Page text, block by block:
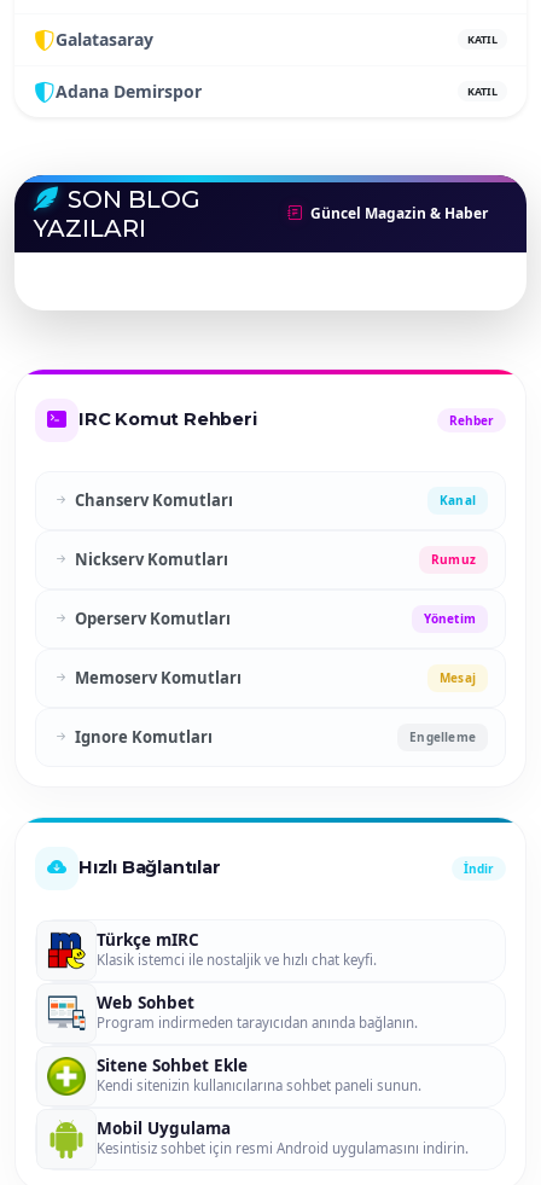
Galatasaray KATIL
Adana Demirspor KATIL
SON BLOG
YAZILARI
Güncel Magazin & Haber
IRC Komut Rehberi Rehber
Chanserv Komutları Kanal
Nickserv Komutları Rumuz
Operserv Komutları Yönetim
Memoserv Komutları Mesaj
Ignore Komutları Engelleme
Hızlı Bağlantılar İndir
Türkçe mIRC
Klasik istemci ile nostaljik ve hızlı chat keyfi.
Web Sohbet
Program indirmeden tarayıcıdan anında bağlanın.
Sitene Sohbet Ekle
Kendi sitenizin kullanıcılarına sohbet paneli sunun.
Mobil Uygulama
Kesintisiz sohbet için resmi Android uygulamasını indirin.